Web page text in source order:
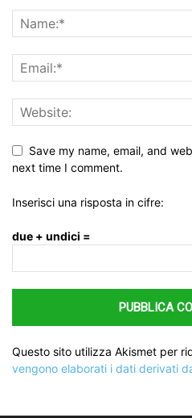
Save my name, email, and
next time I comment.
Inserisci una risposta in cifre:
due + undici =
Questo sito utilizza Akismet per
vengono elaborati i dati derivati